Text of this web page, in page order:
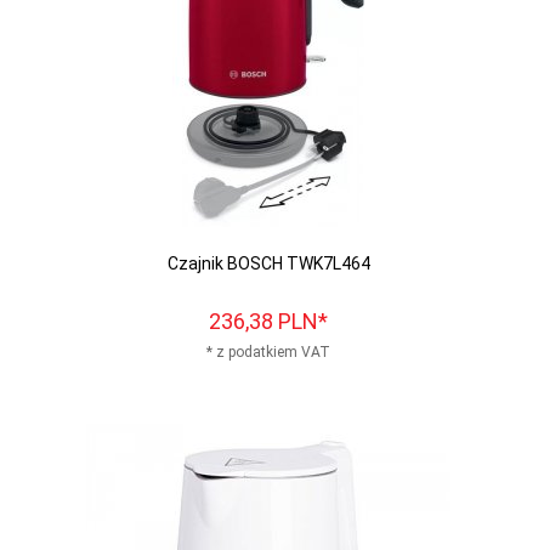
Czajnik BOSCH TWK7L464
236,38 PLN*
* z podatkiem VAT